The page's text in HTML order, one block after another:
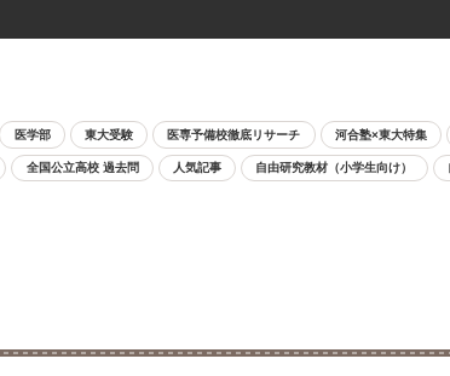
医学部 東大受験 医専予備校徹底リサーチ 河合塾×東大特集
全国公立高校 過去問 人気記事 自由研究教材（小学生向け）